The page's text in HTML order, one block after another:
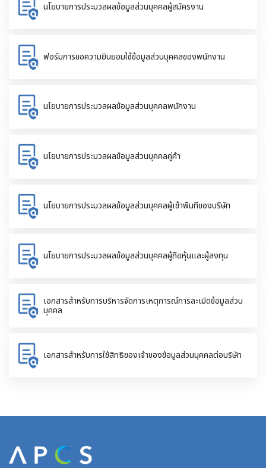
นโยบายการประมวลผลข้อมูลส่วนบุคคลผู้สมัครงาน
ฟอร์มการขอความยินยอมใช้ข้อมูลส่วนบุคคลของพนักงาน
นโยบายการประมวลผลข้อมูลส่วนบุคคลพนักงาน
นโยบายการประมวลผลข้อมูลส่วนบุคคลคู่ค้า
นโยบายการประมวลผลข้อมูลส่วนบุคคลผู้เข้าพื้นที่ของบริษัท
นโยบายการประมวลผลข้อมูลส่วนบุคคลผู้ถือหุ้นและผู้ลงทุน
เอกสารสำหรับการบริหารจัดการเหตุการณ์การละเมิดข้อมูลส่วน
บุคคล
เอกสารสำหรับการใช้สิทธิของเจ้าของข้อมูลส่วนบุคคลต่อบริษัท